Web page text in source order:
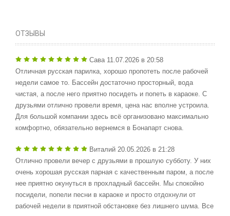
ОТЗЫВЫ
Сава 11.07.2026 в 20:58
Отличная русская парилка, хорошо пропотеть после рабочей
недели самое то. Бассейн достаточно просторный, вода
чистая, а после него приятно посидеть и попеть в караоке. С
друзьями отлично провели время, цена нас вполне устроила.
Для большой компании здесь всё организовано максимально
комфортно, обязательно вернемся в Бонапарт снова.
Виталий 20.05.2026 в 21:28
Отлично провели вечер с друзьями в прошлую субботу. У них
очень хорошая русская парная с качественным паром, а после
нее приятно окунуться в прохладный бассейн. Мы спокойно
посидели, попели песни в караоке и просто отдохнули от
рабочей недели в приятной обстановке без лишнего шума. Все